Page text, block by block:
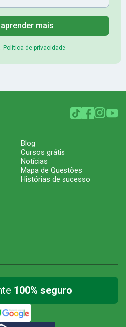
mais
Política de privacidade
Blog
Cursos grátis
Notícias
Mapa de Questões
Histórias de sucesso
100% seguro